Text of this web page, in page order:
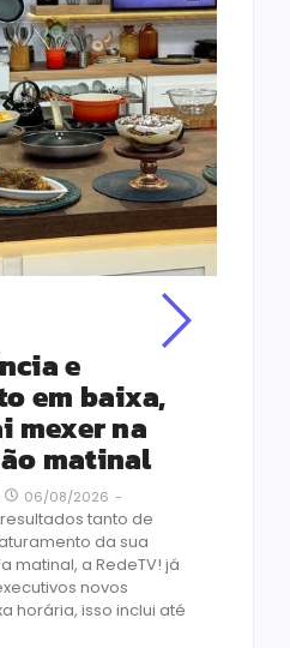
e
em baixa,
mexer na
matinal
06/08/2026 -
tanto de
da sua
matinal, a RedeTV! já
novos
horária, isso inclui até